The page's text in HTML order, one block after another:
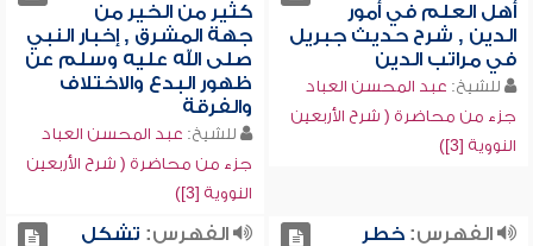
أهل العلم في أمور
الدين , شرح حديث جبريل
في مراتب الدين
للشيخ: عبد المحسن العباد
جزء من محاضرة ( شرح الأربعين
النووية [3])
كثير من الخير من
جهة المشرق , إخبار النبي
صلى الله عليه وسلم عن
ظهور البدع والاختلاف
والفرقة
للشيخ: عبد المحسن العباد
جزء من محاضرة ( شرح الأربعين
النووية [3])
الفهرس:خطر
الفهرس: تشكل